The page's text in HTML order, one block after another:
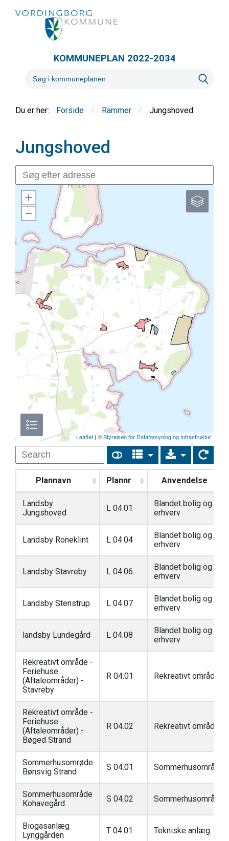
KOMMUNEPLAN 2022-2034
Forside / Rammer / Jungshoved
Jungshoved
Leaflet | ©Styrelsen for Dataforsyning og Infrastruktur
Plannavn Plannr Anvendelse
Landsby
Jungshoved
L 04.01
Blandet bolig og
erhverv
Landsby Roneklint L 04.04
Blandet bolig og
erhverv
Landsby Stavreby L 04.06
Blandet bolig og
erhverv
Landsby Stenstrup L 04.07
Blandet bolig og
erhverv
landsby Lundegård L 04.08
Blandet bolig og
erhverv
Rekreativt område -
Feriehuse
(Aftaleområder) -
Stavreby
R 04.01 Rekreativt område
Rekreativt område -
Feriehuse
(Aftaleområder) -
Bøged Strand
R 04.02 Rekreativt område
Sommerhusomrøde
Bønsvig Strand
S 04.01 Sommerhusområde
Sommerhusområde
Kohavegård
S 04.02 Sommerhusområde
Biogasanlæg
Lynggården
T 04.01 Tekniske anlæg